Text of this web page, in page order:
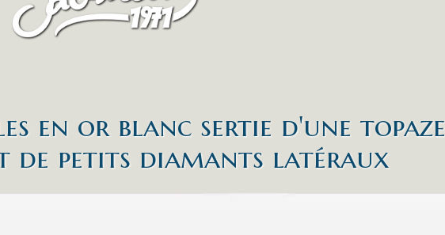
en or blanc sertie d'une topaze
de petits diamants latéraux